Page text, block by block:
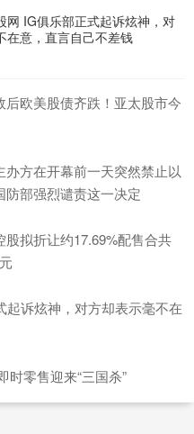
网 IG俱乐部正式起诉炫神，对
在意，直言自己不差钱
欧美股债齐跌！亚太股市今
方在开幕前一天突然禁止以
部强烈谴责这一决定
拟折让约17.69%配售合共
诉炫神，对方却表示毫不在
时零售迎来“三国杀”